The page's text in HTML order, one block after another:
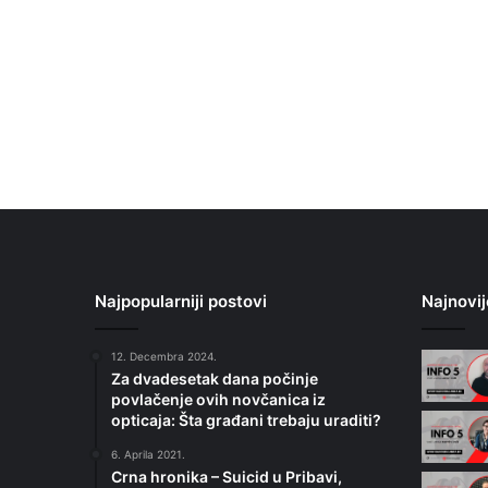
Najpopularniji postovi
12. Decembra 2024.
Za dvadesetak dana počinje
povlačenje ovih novčanica iz
opticaja: Šta građani trebaju uraditi?
6. Aprila 2021.
Crna hronika – Suicid u Pribavi,